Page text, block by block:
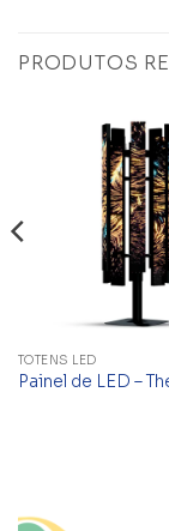
PRODUTOS
TOTENS LED
Painel de LED –